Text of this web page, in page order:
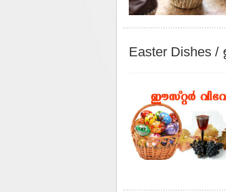
Easter